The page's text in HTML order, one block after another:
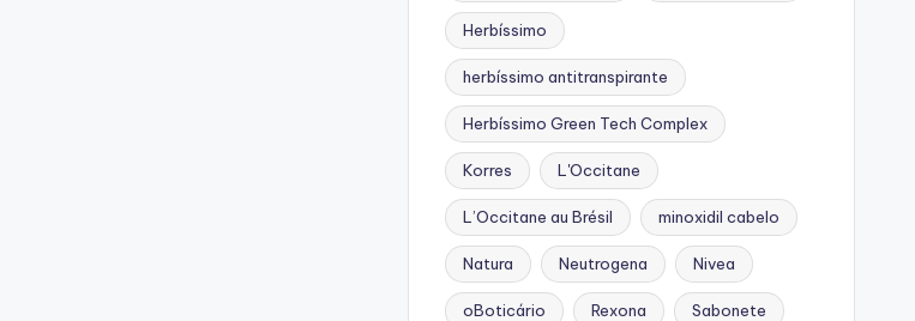
Herbíssimo
herbíssimo antitranspirante
Herbíssimo Green Tech Complex
Korres L'Occitane
L’Occitane au Brésil minoxidil cabelo
Natura Neutrogena Nivea
oBoticário Rexona Sabonete